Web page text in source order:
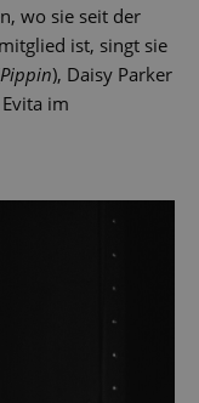
wo sie seit der
ist, singt sie
Pippin), Daisy Parker
im